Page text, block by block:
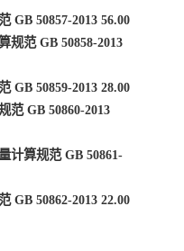
GB 50857-2013 56.00
规范 GB 50858-2013
GB 50859-2013 28.00
范 GB 50860-2013
计算规范 GB 50861-
GB 50862-2013 22.00